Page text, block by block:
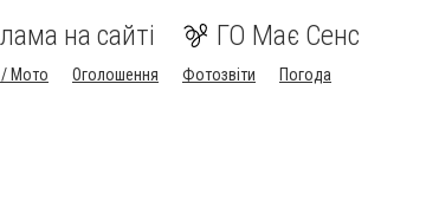
на сайті ГО Має Сенс
Мото Оголошення Фотозвіти
Погода